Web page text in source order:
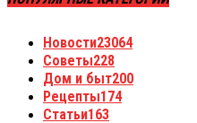
Новости23064
Советы228
Дом и быт200
Рецепты174
Статьи163